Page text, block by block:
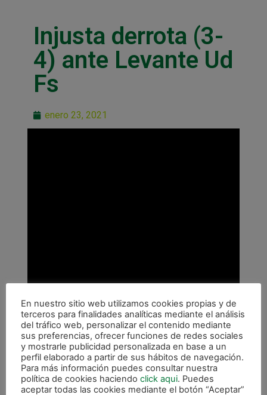
Injusta derrota (3-
4) ante Levante Ud
Fs
enero 23, 2021
En nuestro sitio web utilizamos cookies propias y de
terceros para finalidades analíticas mediante el análisis
del tráfico web, personalizar el contenido mediante
sus preferencias, ofrecer funciones de redes sociales
y mostrarle publicidad personalizada en base a un
perfil elaborado a partir de sus hábitos de navegación.
Para más información puedes consultar nuestra
política de cookies haciendo click aqui. Puedes
aceptar todas las cookies mediante el botón “Aceptar”